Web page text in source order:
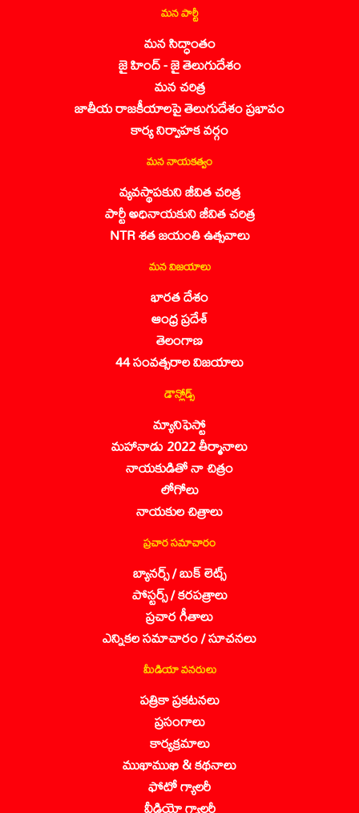
మన పార్టీ
మన సిద్ధాంతం
జై హింద్ - జై తెలుగుదేశం
మన చరిత్ర
జాతీయ రాజకీయాలపై తెలుగుదేశం ప్రభావం
కార్య నిర్వాహక వర్గం
మన నాయకత్వం
వ్యవస్థాపకుని జీవిత చరిత్ర
పార్టీ అధినాయకుని జీవిత చరిత్ర
NTR శత జయంతి ఉత్సవాలు
మన విజయాలు
భారత దేశం
ఆంధ్ర ప్రదేశ్
తెలంగాణ
44 సంవత్సరాల విజయాలు
డౌన్లోడ్స్
మ్యానిఫెస్టో
మహానాడు 2022 తీర్మానాలు
నాయకుడితో నా చిత్రం
లోగోలు
నాయకుల చిత్రాలు
ప్రచార సమాచారం
బ్యానర్స్ / బుక్ లెట్స్
పోస్టర్స్ / కరపత్రాలు
ప్రచార గీతాలు
ఎన్నికల సమాచారం / సూచనలు
మీడియా వనరులు
పత్రికా ప్రకటనలు
ప్రసంగాలు
కార్యక్రమాలు
ముఖాముఖి & కథనాలు
ఫోటో గ్యాలరీ